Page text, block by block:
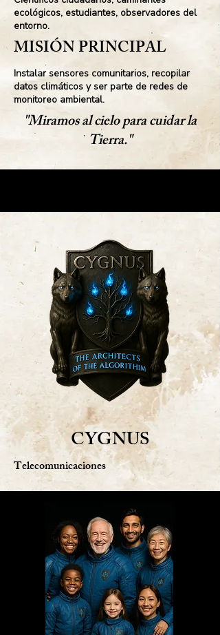
ecológicos, estudiantes, observadores del
entorno.
MISIÓN PRINCIPAL
Instalar sensores comunitarios, recopilar
datos climáticos y ser parte de redes de
monitoreo ambiental.
"Miramos al cielo para cuidar la
Tierra."
CYGNUS
Telecomunicaciones